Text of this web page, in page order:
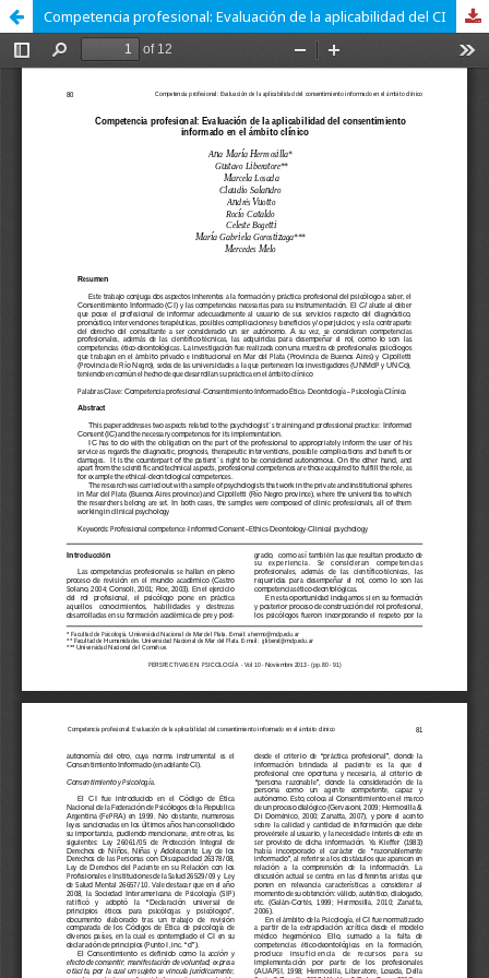
Competencia profesional: Evaluación de la aplicabilidad del CI